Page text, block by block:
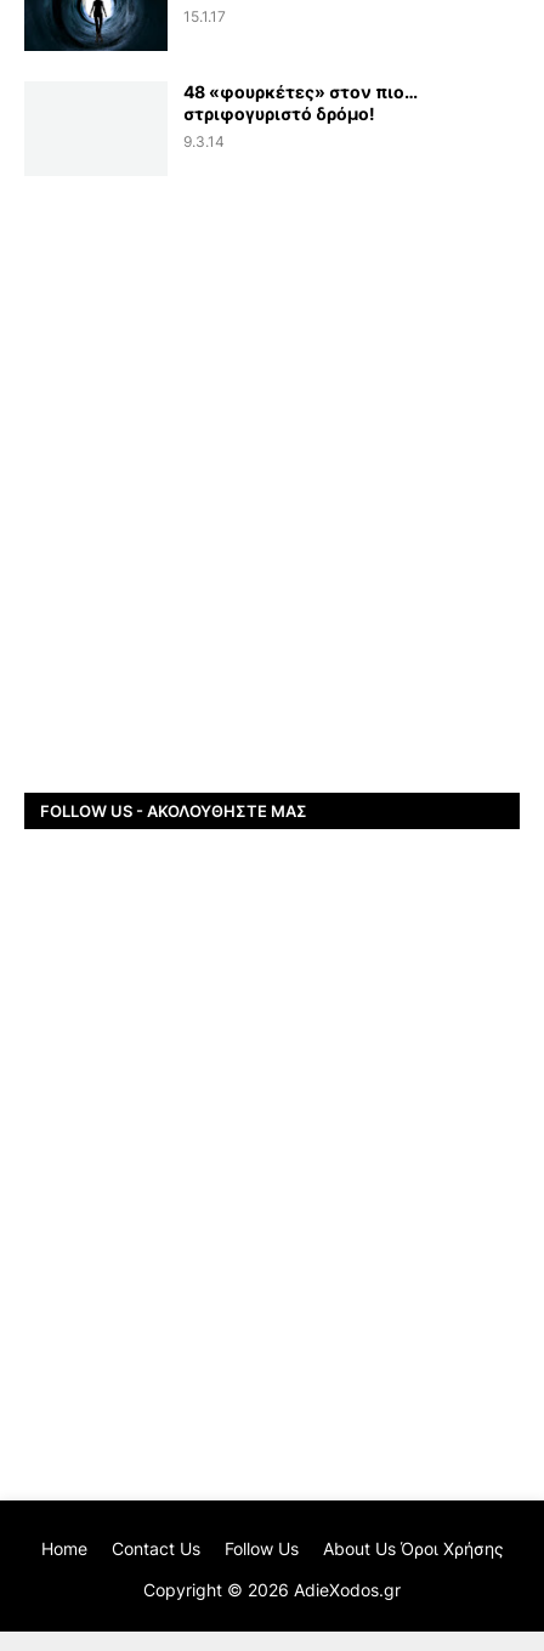
15.1.17
48 «φουρκέτες» στον πιο…
στριφογυριστό δρόμο!
9.3.14
FOLLOW US - ΑΚΟΛΟΥΘΉΣΤΕ ΜΑΣ
Copyright © 2026 AdieXodos.gr
Home Contact Us Follow Us About Us Όροι Χρήσης